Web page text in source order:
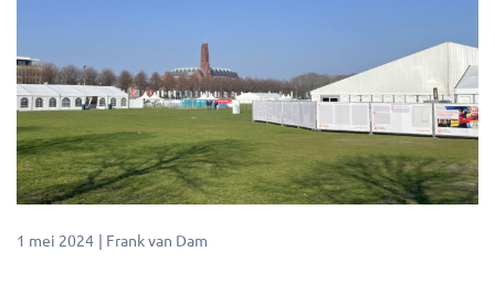
1 mei 2024 Frank van Dam